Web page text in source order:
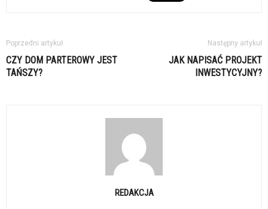
Poprzedni artykuł
CZY DOM PARTEROWY JEST
TAŃSZY?
Następny artykuł
JAK NAPISAĆ PROJEKT
INWESTYCYJNY?
REDAKCJA